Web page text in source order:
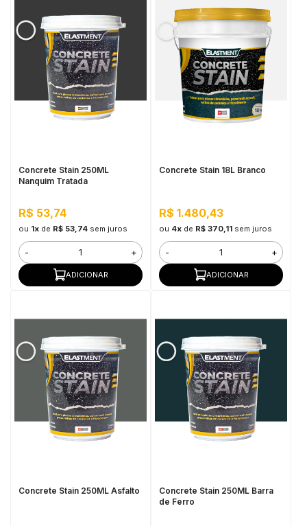
Concrete Stain 250ML
Nanquim Tratada
R$ 53,74
ou 1xde R$ 53,74 sem juros
- +
ADICIONAR
Concrete Stain 18L Branco
R$ 1.480,43
ou 4xde R$ 370,11 sem juros
- +
ADICIONAR
Concrete Stain 250ML Asfalto
Concrete Stain 250ML Barra
de Ferro